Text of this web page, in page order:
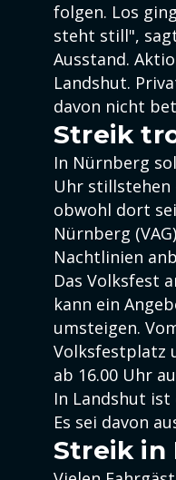
folgen. Los
steht still",
Ausstand.
Landshut.
davon nicht
Streik
In Nürnberg
Uhr stillstehen
obwohl dort
Nürnberg
Nachtlinien
Das Volksfest
kann ein
umsteigen.
Volksfestplatz
ab 16.00 Uhr
In Landshut
Es sei davon
Streik in